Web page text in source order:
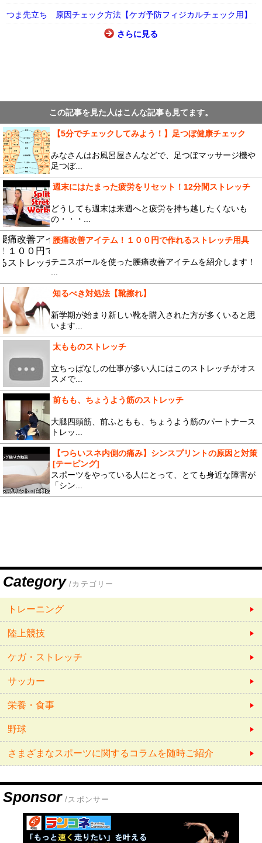
つま先立ち 原因チェック方法【ケガ予防フィジカルチェック用】
さらに見る
この記事を見た人はこんな記事も見てます。
【5分でチェックしてみよう！】足つぼ健康チェック
みなさんはお風呂屋さんなどで、足つぼマッサージ機や
足つぼ...
週末にはたまった疲労をリセット！12分間ストレッチ
どうしても週末は来週へと疲労を持ち越したくないも
の・・・...
腰痛改善アイテム！１００円で作れるストレッチ用具
テニスボールを使った腰痛改善アイテムを紹介します！
知るべき対処法【靴擦れ】
新学期が始まり新しい靴を購入された方が多くいると思
います...
太もものストレッチ
立ちっぱなしの仕事が多い人にはこのストレッチがオス
スメで...
前もも、ちょうよう筋のストレッチ
大腿四頭筋、前ふともも、ちょうよう筋のパートナース
トレッ...
【つらいスネ内側の痛み】シンスプリントの原因と対策
[テーピング]
スポーツをやっている人にとって、とても身近な障害が
「シン...
Category /カテゴリー
トレーニング
陸上競技
ケガ・ストレッチ
サッカー
栄養・食事
野球
さまざまなスポーツに関するコラムを随時ご紹介
Sponsor /スポンサー